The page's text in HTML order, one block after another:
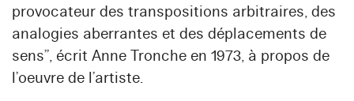
provocateur des transpositions arbitraires, des
analogies aberrantes et des déplacements de
sens”, écrit Anne Tronche en 1973, à propos de
l’oeuvre de l’artiste.